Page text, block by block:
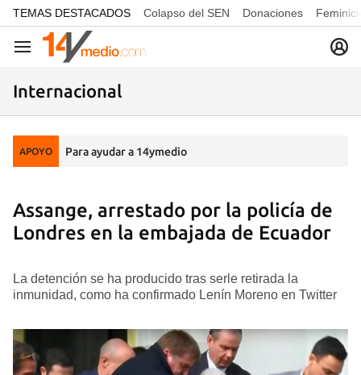
common.go-to-content
TEMAS DESTACADOS Colapso del SEN Donaciones
Navegación
Internacional
APOYO Para ayudar a 14ymedio
Assange, arrestado por la policía de
Londres en la embajada de Ecuador
La detención se ha producido tras serle retirada la
inmunidad, como ha confirmado Lenín Moreno en Twitter